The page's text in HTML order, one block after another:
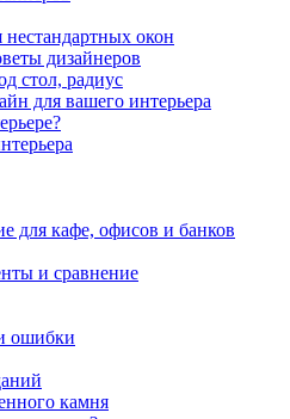
окон
дизайнеров
стол, радиус
для вашего интерьера
для кафе, офисов и банков
и сравнение
ошибки
камня